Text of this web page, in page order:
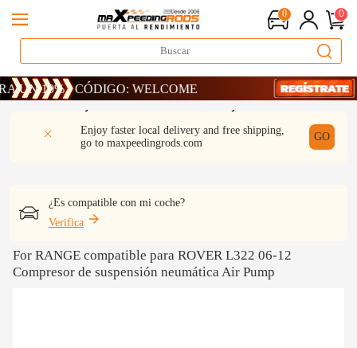
0 0
· CÓDIGO: WELCOME
· CÓDIGO: WELCOME
· CÓDIGO: WELCOME
Enjoy faster local delivery and free shipping,
go to maxpeedingrods.com
GO
¿Es compatible con mi coche?
Verifica
DESCRIPCIÓN REVISIÓN
For RANGE compatible para ROVER L322 06-12
Compresor de suspensión neumática Air Pump